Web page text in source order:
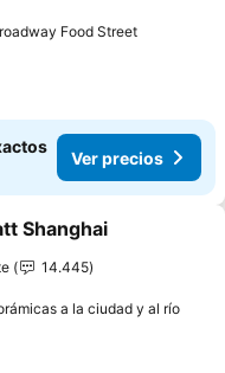
Food Street
Ver precios
a favoritos
Shanghai
14.445
a la ciudad y al río